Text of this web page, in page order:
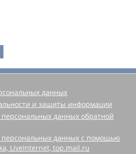
данных
и защиты информации
персональных данных обратной
персональных данных с помощью
LiveInternet, top.mail.ru